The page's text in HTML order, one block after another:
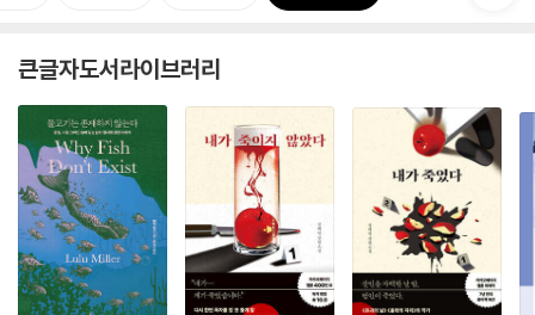
큰글자도서라이브러리